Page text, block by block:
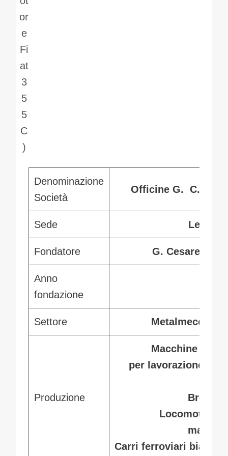
or
e
Fi
at
3
5
5
C
)
Denominazione
Società
Officine G. C.
Sede
Fondatore G. Cesare
Anno
fondazione
Settore
Produzione
Macchine e
per lavorazione
Locomotori
Carri ferroviari